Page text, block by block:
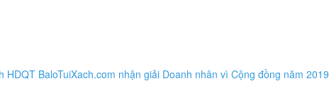
HDQT BaloTuiXach.com nhận giải Doanh nhân vì Cộng đồng năm 2019